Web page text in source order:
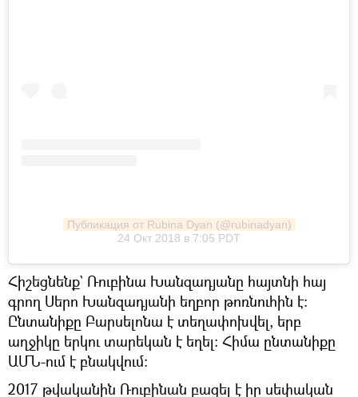
Публикация от Rubina Dyan (@rubinadyan)
24 Окт 2018 в 7:05 PDT
Հիշեցնենք` Ռուբինա Խանզադյանը հայտնի հայ
գրող Սերո Խանզադյանի եղբոր թոռնուհին է։
Ընտանիքը Բարսելոնա է տեղափոխվել, երբ
աղջիկը երկու տարեկան է եղել։ Հիմա ընտանիքը
ԱՄՆ-ում է բնակվում։
2017 թվականին Ռուբինան բացել է իր սեփական